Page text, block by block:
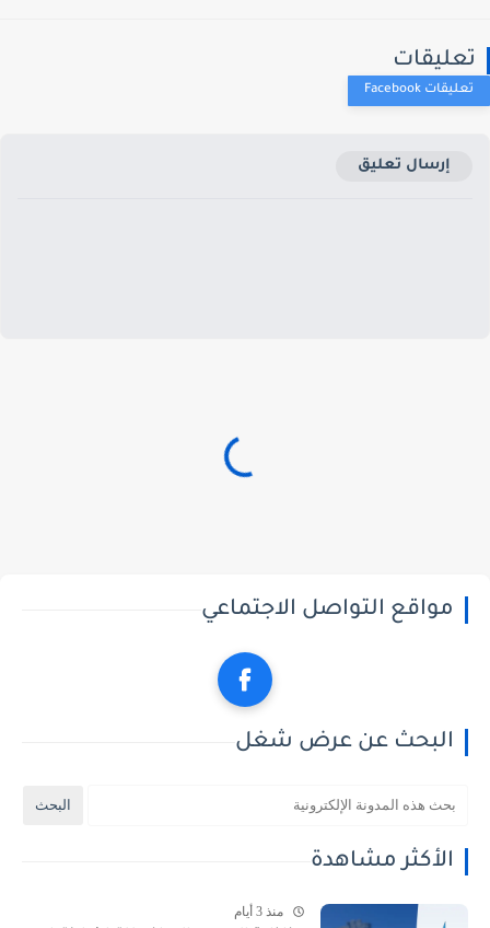
إرسال تعليق
مواقع التواصل الاجتماعي
البحث عن عرض شغل
الأكثر مشاهدة
منذ 3 أيام